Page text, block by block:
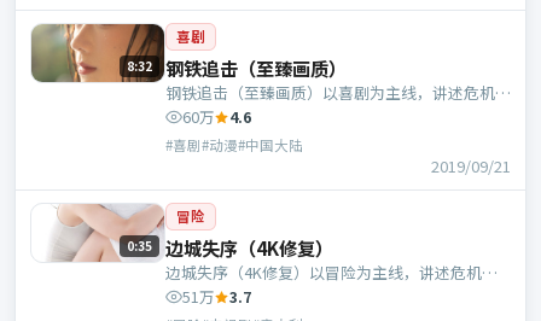
8:32
喜剧
钢铁追击（至臻画质）
钢铁追击（至臻画质）以喜剧为主线，讲述危机中
的抉择与人物成长；中国大陆班底，毕赣执导，苍
井优、刘德华等主演。
60万 4.6
#喜剧#动漫#中国大陆
2019/09/21
0:35
冒险
边城失序（4K修复）
边城失序（4K修复）以冒险为主线，讲述危机中
的抉择与人物成长；意大利班底，孔笙执导，苍井
51万 3.7